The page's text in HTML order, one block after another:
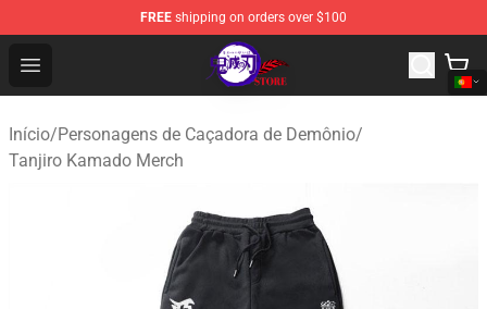
FREE shipping on orders over $100
Open menu
Kimetsu no Yaiba Store - Official Kimetsu no Yaiba
Início/Personagens de Caçadora de Demônio/
Tanjiro Kamado Merch